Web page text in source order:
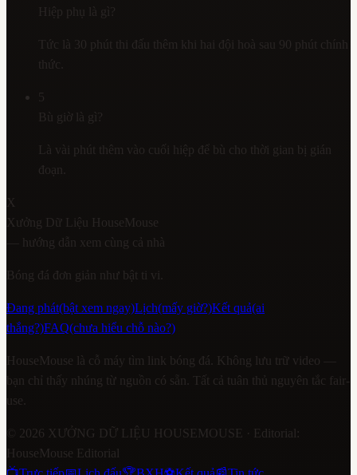
Hiệp phụ là gì?
Tức là 30 phút thi đấu thêm khi hai đội hoà sau 90 phút chính
thức.
5
Bù giờ là gì?
Là vài phút thêm vào cuối hiệp để bù cho thời gian bị gián
đoạn.
X
Xưởng Dữ Liệu HouseMouse
— hướng dẫn xem cùng cả nhà
Bóng đá đơn giản như bật ti vi.
Đang phát(bật xem ngay)Lịch(mấy giờ?)Kết quả(ai
thắng?)FAQ(chưa hiểu chỗ nào?)
HouseMouse là cỗ máy tìm link bóng đá. Không lưu trữ video —
bạn chỉ thấy nhúng từ nguồn có sẵn. Tất cả tuân thủ nguyên tắc fair-
use.
© 2026 XƯỞNG DỮ LIỆU HOUSEMOUSE · Editorial:
HouseMouse Editorial